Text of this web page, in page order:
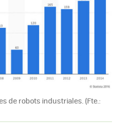
de robots industriales. (Fte.: